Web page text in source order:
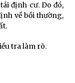
định cư. Do đó,
về bồi thường,
tra làm rõ.